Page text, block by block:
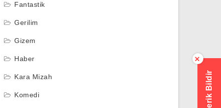
Fantastik
Gerilim
Gizem
Haber
Kara Mizah
Komedi
×